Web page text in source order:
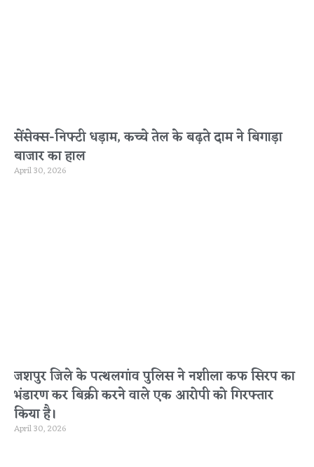
सेंसेक्स-निफ्टी धड़ाम, कच्चे तेल के बढ़ते दाम ने बिगाड़ा
बाजार का हाल
April 30, 2026
जशपुर जिले के पत्थलगांव पुलिस ने नशीला कफ सिरप का
भंडारण कर बिक्री करने वाले एक आरोपी को गिरफ्तार
किया है।
April 30, 2026